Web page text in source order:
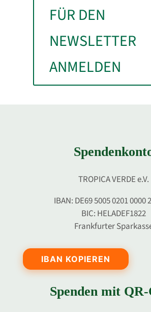
FÜR DEN
NEWSLETTER
ANMELDEN
TROPICA VERDE e.V.
IBAN: DE69 5005 0201 0000
BIC: HELADEF1822
Frankfurter
IBAN KOPIEREN
Spenden mit QR-